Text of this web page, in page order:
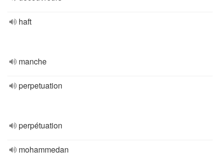
haft
manche
perpetuation
perpétuation
mohammedan